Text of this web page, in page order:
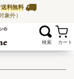
送料無料
象外）
イン通販ならワイ
お気に入